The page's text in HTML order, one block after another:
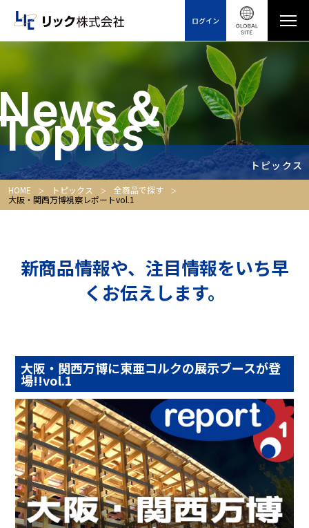
ログイン
＆
トピックス
HOME トピックス
全商品で探す
大阪・関西万博視察レポートvol.1
新商品情報や、注目情報をいち早
くお伝えします。
大阪・関西万博に東亜コルクの展示ブースが登
場!!vol.1